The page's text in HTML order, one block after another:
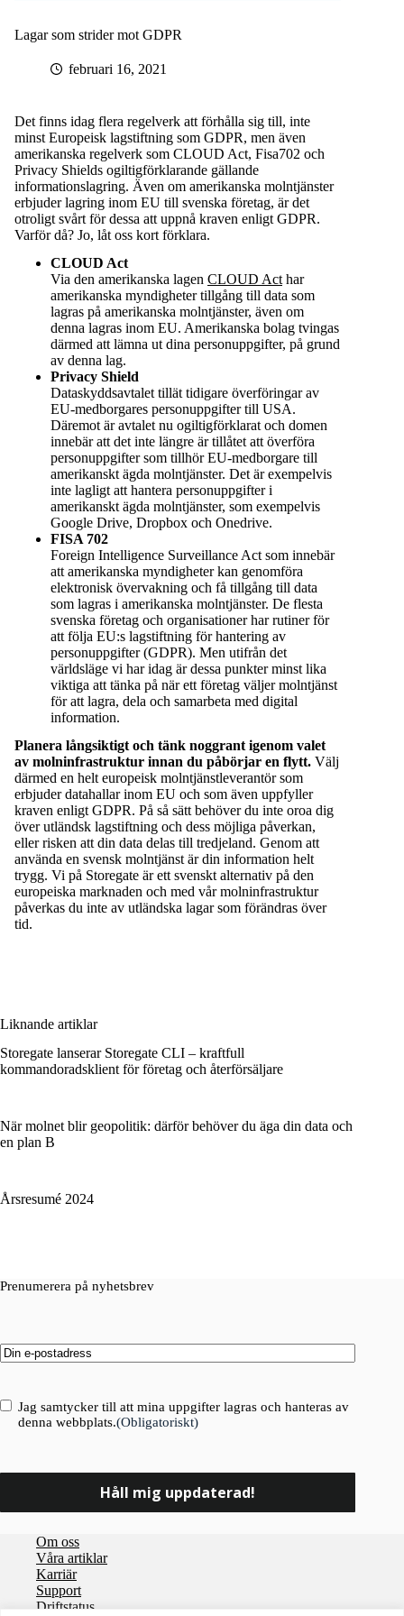
Lagar som strider mot GDPR
februari 16, 2021
Det finns idag flera regelverk att förhålla sig till, inte
minst Europeisk lagstiftning som GDPR, men även
amerikanska regelverk som CLOUD Act, Fisa702 och
Privacy Shields ogiltigförklarande gällande
informationslagring. Även om amerikanska molntjänster
erbjuder lagring inom EU till svenska företag, är det
otroligt svårt för dessa att uppnå kraven enligt GDPR.
Varför då? Jo, låt oss kort förklara.
CLOUD Act
Via den amerikanska lagen CLOUD Act har
amerikanska myndigheter tillgång till data som
lagras på amerikanska molntjänster, även om
denna lagras inom EU. Amerikanska bolag tvingas
därmed att lämna ut dina personuppgifter, på grund
av denna lag.
Privacy Shield
Dataskyddsavtalet tillät tidigare överföringar av
EU-medborgares personuppgifter till USA.
Däremot är avtalet nu ogiltigförklarat och domen
innebär att det inte längre är tillåtet att överföra
personuppgifter som tillhör EU-medborgare till
amerikanskt ägda molntjänster. Det är exempelvis
inte lagligt att hantera personuppgifter i
amerikanskt ägda molntjänster, som exempelvis
Google Drive, Dropbox och Onedrive.
FISA 702
Foreign Intelligence Surveillance Act som innebär
att amerikanska myndigheter kan genomföra
elektronisk övervakning och få tillgång till data
som lagras i amerikanska molntjänster. De flesta
svenska företag och organisationer har rutiner för
att följa EU:s lagstiftning för hantering av
personuppgifter (GDPR). Men utifrån det
världsläge vi har idag är dessa punkter minst lika
viktiga att tänka på när ett företag väljer molntjänst
för att lagra, dela och samarbeta med digital
information.
Planera långsiktigt och tänk noggrant igenom valet
av molninfrastruktur innan du påbörjar en flytt. Välj
därmed en helt europeisk molntjänstleverantör som
erbjuder datahallar inom EU och som även uppfyller
kraven enligt GDPR. På så sätt behöver du inte oroa dig
över utländsk lagstiftning och dess möjliga påverkan,
eller risken att din data delas till tredjeland. Genom att
använda en svensk molntjänst är din information helt
trygg. Vi på Storegate är ett svenskt alternativ på den
europeiska marknaden och med vår molninfrastruktur
påverkas du inte av utländska lagar som förändras över
tid.
Liknande artiklar
Storegate lanserar Storegate CLI – kraftfull
kommandoradsklient för företag och återförsäljare
När molnet blir geopolitik: därför behöver du äga din data och
en plan B
Årsresumé 2024
Prenumerera på nyhetsbrev
Email(Obligatoriskt)
Consent(Obligatoriskt)
Jag samtycker till att mina uppgifter lagras och hanteras av
denna webbplats.(Obligatoriskt)
Om oss
Våra artiklar
Karriär
Support
Driftstatus